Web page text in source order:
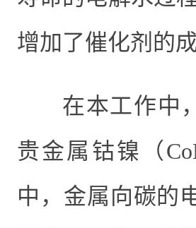
增加了催化剂的成
在本工作中
贵金属钴镍（
中，金属向碳的